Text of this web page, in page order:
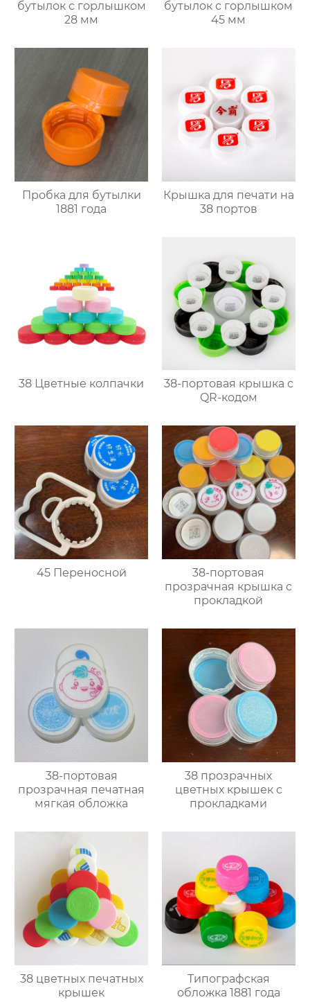
бутылок с горлышком
28 мм
бутылок с горлышком
45 мм
Пробка для бутылки
1881 года
Крышка для печати на
38 портов
38 Цветные колпачки
38-портовая крышка с
QR-кодом
45 Переносной
38-портовая
прозрачная крышка с
прокладкой
38-портовая
прозрачная печатная
мягкая обложка
38 прозрачных
цветных крышек с
прокладками
38 цветных печатных
крышек
Типографская
обложка 1881 года